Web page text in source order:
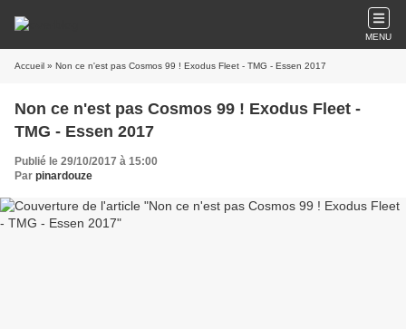
MENU
Accueil » Non ce n'est pas Cosmos 99 ! Exodus Fleet - TMG - Essen 2017
Non ce n'est pas Cosmos 99 ! Exodus Fleet -
TMG - Essen 2017
Publié le 29/10/2017 à 15:00
Par pinardouze